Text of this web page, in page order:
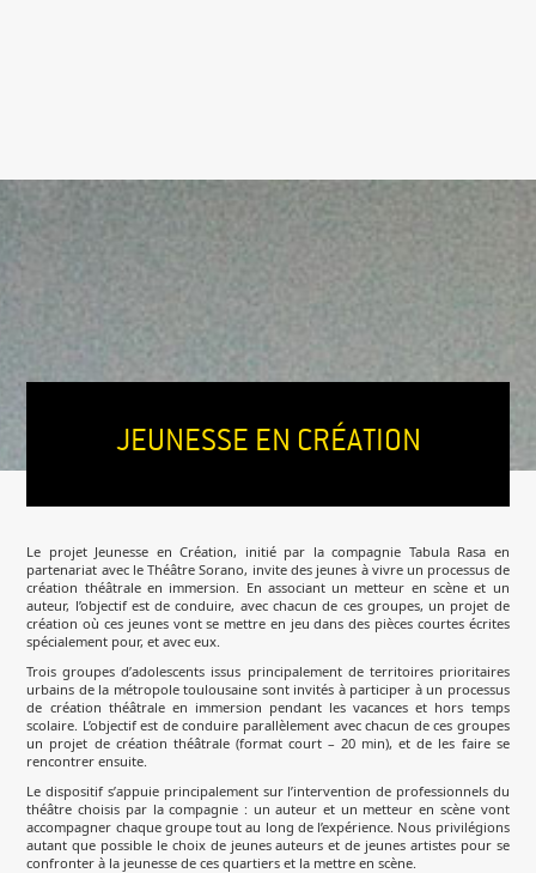
JEUNESSE EN CRÉATION
Le projet Jeunesse en Création, initié par la compagnie Tabula Rasa en
partenariat avec le Théâtre Sorano, invite des jeunes à vivre un processus de
création théâtrale en immersion. En associant un metteur en scène et un
auteur, l’objectif est de conduire, avec chacun de ces groupes, un projet de
création où ces jeunes vont se mettre en jeu dans des pièces courtes écrites
spécialement pour, et avec eux.
Trois groupes d’adolescents issus principalement de territoires prioritaires
urbains de la métropole toulousaine sont invités à participer à un processus
de création théâtrale en immersion pendant les vacances et hors temps
scolaire. L’objectif est de conduire parallèlement avec chacun de ces groupes
un projet de création théâtrale (format court – 20 min), et de les faire se
rencontrer ensuite.
Le dispositif s’appuie principalement sur l’intervention de professionnels du
théâtre choisis par la compagnie : un auteur et un metteur en scène vont
accompagner chaque groupe tout au long de l’expérience. Nous privilégions
autant que possible le choix de jeunes auteurs et de jeunes artistes pour se
confronter à la jeunesse de ces quartiers et la mettre en scène.